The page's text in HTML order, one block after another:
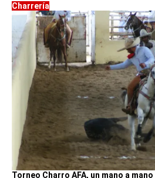
Charrería
Torneo Charro AFA, un mano a